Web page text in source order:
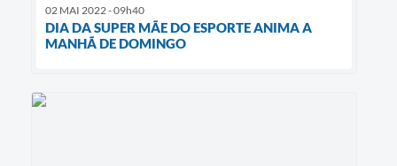
02 MAI 2022 - 09h40
DIA DA SUPER MÃE DO ESPORTE ANIMA A
MANHÃ DE DOMINGO